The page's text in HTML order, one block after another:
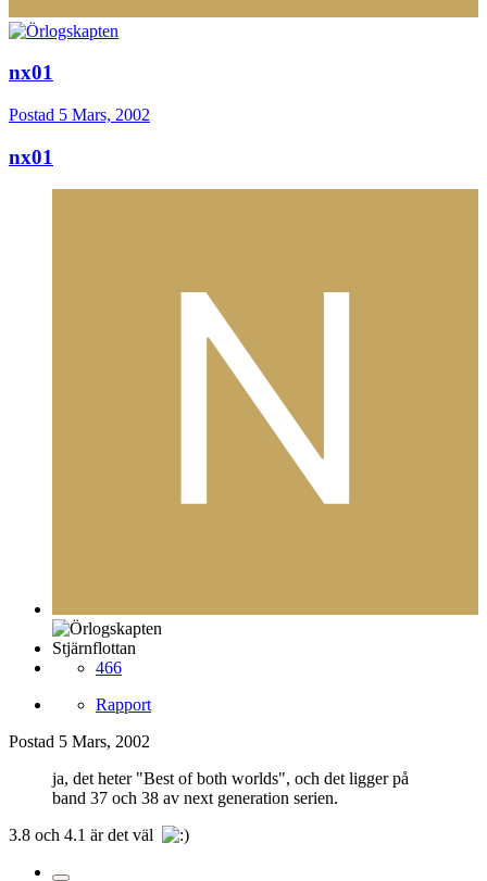
nx01
Postad 5 Mars, 2002
nx01
Stjärnflottan
466
Rapport
Postad 5 Mars, 2002
ja, det heter "Best of both worlds", och det ligger på
band 37 och 38 av next generation serien.
3.8 och 4.1 är det väl